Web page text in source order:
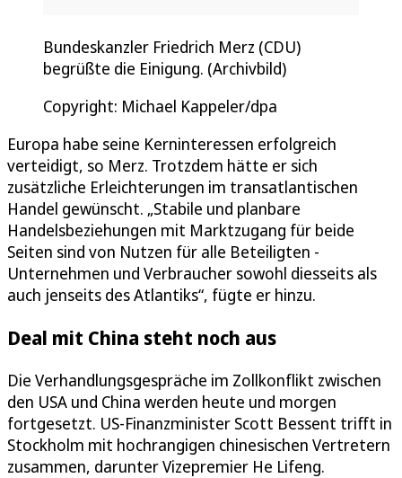
Bundeskanzler Friedrich Merz (CDU)
begrüßte die Einigung. (Archivbild)
Copyright: Michael Kappeler/dpa
Europa habe seine Kerninteressen erfolgreich
verteidigt, so Merz. Trotzdem hätte er sich
zusätzliche Erleichterungen im transatlantischen
Handel gewünscht. „Stabile und planbare
Handelsbeziehungen mit Marktzugang für beide
Seiten sind von Nutzen für alle Beteiligten -
Unternehmen und Verbraucher sowohl diesseits als
auch jenseits des Atlantiks“, fügte er hinzu.
Deal mit China steht noch aus
Die Verhandlungsgespräche im Zollkonflikt zwischen
den USA und China werden heute und morgen
fortgesetzt. US-Finanzminister Scott Bessent trifft in
Stockholm mit hochrangigen chinesischen Vertretern
zusammen, darunter Vizepremier He Lifeng.